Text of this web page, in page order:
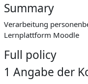
Summary
Verarbeitung
Lernplattform Moodle
Full policy
1 Angabe der